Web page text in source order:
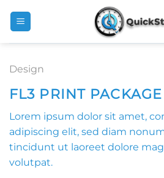
Design
FL3 PRINT PACKAGE
Lorem ipsum dolor sit amet,
adipiscing elit, sed diam
tincidunt ut laoreet dolore
volutpat.